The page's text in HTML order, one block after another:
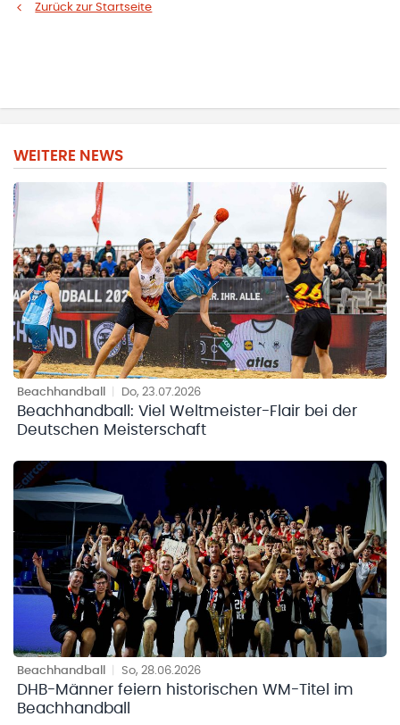
Zurück zur Startseite
WEITERE NEWS
Beachhandball Do, 23.07.2026
Beachhandball: Viel Weltmeister-Flair bei der
Deutschen Meisterschaft
Beachhandball So, 28.06.2026
DHB-Männer feiern historischen WM-Titel im
Beachhandball